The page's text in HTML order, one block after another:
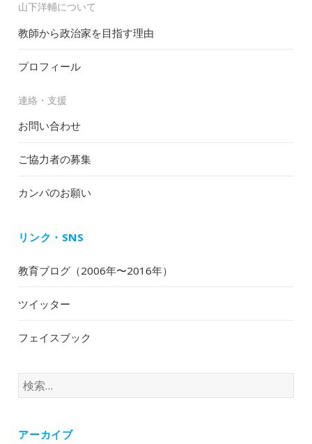
山下洋輔について
教師から政治家を目指す理由
プロフィール
連絡・支援
お問い合わせ
ご協力者の募集
カンパのお願い
リンク・SNS
教育ブログ（2006年〜2016年）
ツイッター
フェイスブック
検
索:
アーカイブ